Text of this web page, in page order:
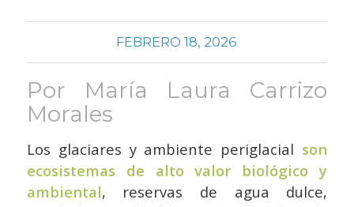
FEBRERO 18, 2026
Por María Laura Carrizo
Morales
Los glaciares y ambiente periglacial son
ecosistemas de alto valor biológico y
ambiental, reservas de agua dulce,